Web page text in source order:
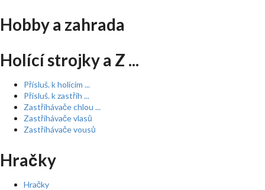
Hobby a zahrada
Holící strojky a Z ...
Přísluš. k holícím ...
Přísluš. k zastřih ...
Zastřihávače chlou ...
Zastřihávače vlasů
Zastřihávače vousů
Hračky
Hračky